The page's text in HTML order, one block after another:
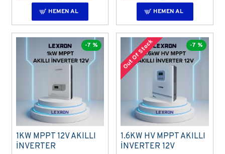
HEMEN AL HEMEN AL
-7 %
1KW MPPT 12V AKILLI
İNVERTER
-7 %
Out Of Stock
1.6KW HV MPPT AKILLI
İNVERTER 12V